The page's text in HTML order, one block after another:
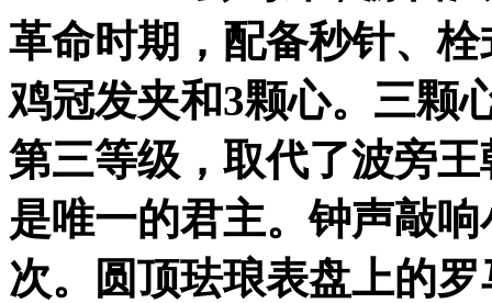
革命时期，配备秒针、
鸡冠发夹和3颗心。三颗
第三等级，取代了波旁
是唯一的君主。钟声敲
次。圆顶珐琅表盘上的